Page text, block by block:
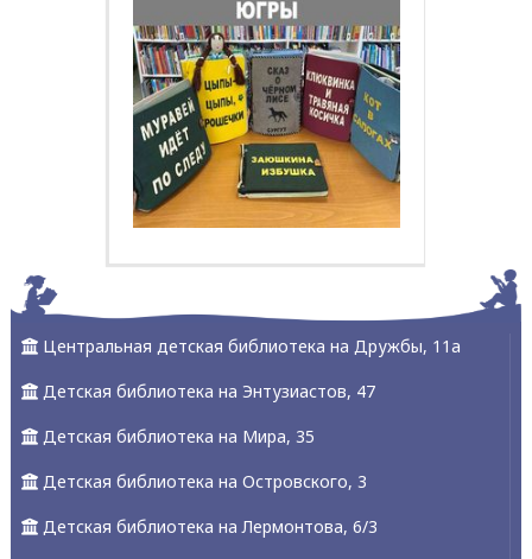
Центральная детская библиотека на Дружбы, 11а
Детская библиотека на Энтузиастов, 47
Детская библиотека на Мира, 35
Детская библиотека на Островского, 3
Детская библиотека на Лермонтова, 6/3